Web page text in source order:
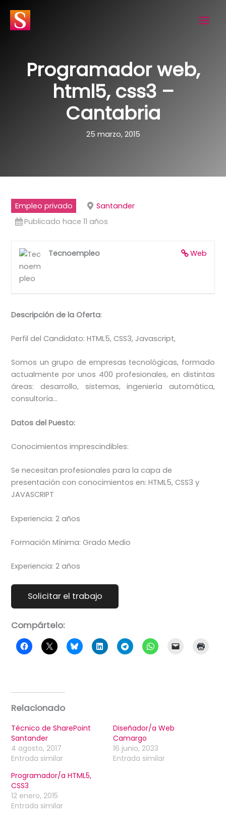
contenido
Programador web,
html5, css3 –
Cantabria
25 marzo, 2015
Empleo privado
Santander
Publicado hace 11 años
Web
Tecnoempleo
Descripción de la Oferta:
Perfil del Candidato: HTML5, CSS3, Javascript,
Somos un grupo de empresas tecnológicas, formado
actualmente por unos 400 profesionales, en distintas
áreas: desarrollo, sistemas, ingeniería automática,
consultoría…
Datos del Puesto:
Conocimientos imprescindibles:
Se necesitan profesionales para la capa de
presentación con conocimientos en: HTML5, CSS3 y
JAVASCRIPT
Experiencia: 2 años
Formación Mínima: Grado Medio
Experiencia: 2 años
Compártelo:
Relacionado
Técnico de SharePoint
Santander
4 agosto, 2017
Entrada similar
Diseñador/a Web
Camargo
16 junio, 2023
Entrada similar
Programador/a HTML5,
CSS3
12 enero, 2015
Entrada similar